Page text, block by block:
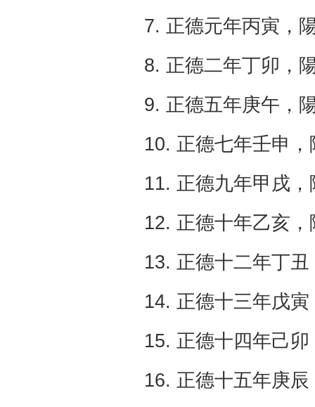
7. 正德元年丙寅
8. 正德二年丁卯
9. 正德五年庚午
10. 正德七年壬
11. 正德九年甲
12. 正德十年乙
13. 正德十二年丁
14. 正德十三年戊
15. 正德十四年己
16. 正德十五年庚